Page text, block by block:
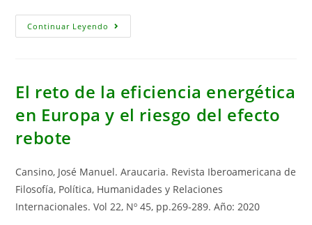
Continuar Leyendo El
Riesgo
Descarbonización
El reto de la eficiencia energética
en Europa y el riesgo del efecto
rebote
Cansino, José Manuel. Araucaria. Revista Iberoamericana de
Filosofía, Política, Humanidades y Relaciones
Internacionales. Vol 22, Nº 45, pp.269-289. Año: 2020